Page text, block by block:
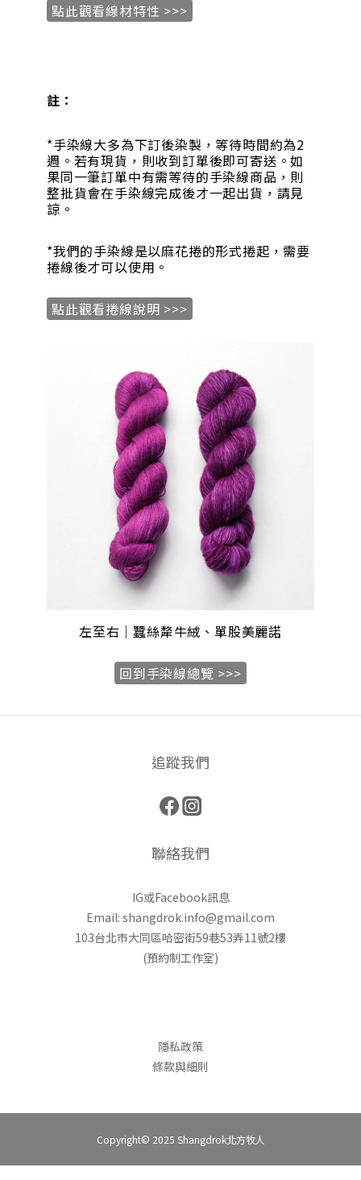
點此觀看線材特性 >>>
註：
*手染線大多為下訂後染製，等待時間約為2
週。若有現貨，則收到訂單後即可寄送。如
果同一筆訂單中有需等待的手染線商品，則
整批貨會在手染線完成後才一起出貨，請見
諒。
*我們的手染線是以麻花捲的形式捲起，需要
捲線後才可以使用。
點此觀看捲線說明 >>>
左至右｜蠶絲犛牛絨、單股美麗諾
回到手染線總覽 >>>
追蹤我們
聯絡我們
IG或Facebook訊息
Email: shangdrok.info@gmail.com
103台北市大同區哈密街59巷53弄11號2樓
(預約制工作室)
隱私政策
條款與細則
Copyright© 2025 Shangdrok北方牧人